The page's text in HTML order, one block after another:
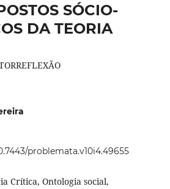
SÓCIO-
DA TEORIA
problemata.v10i4.49655
Crítica, Ontologia social,